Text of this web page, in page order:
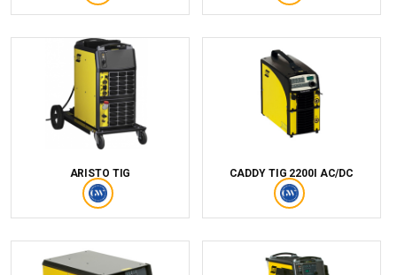
ARISTO TIG CADDY TIG 2200I AC/DC